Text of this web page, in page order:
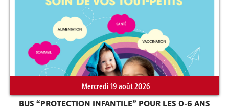
Mercredi 19 août 2026
BUS “PROTECTION INFANTILE” POUR LES 0-6 ANS